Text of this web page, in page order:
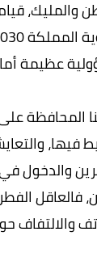
عظيمة
المحافظة
فيها،
فالعاقل
والالتفاف